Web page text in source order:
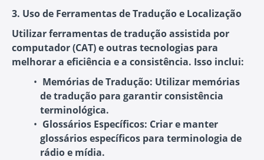
3. Uso de Ferramentas de Tradução e Localização
Utilizar ferramentas de tradução assistida por
computador (CAT) e outras tecnologias para
melhorar a eficiência e a consistência. Isso inclui:
Memórias de Tradução: Utilizar memórias
de tradução para garantir consistência
terminológica.
Glossários Específicos: Criar e manter
glossários específicos para terminologia de
rádio e mídia.